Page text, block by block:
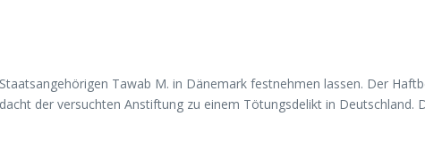
Tawab M. in Dänemark festnehmen lassen. Der
der versuchten Anstiftung zu einem Tötungsdelikt in Deutschland.